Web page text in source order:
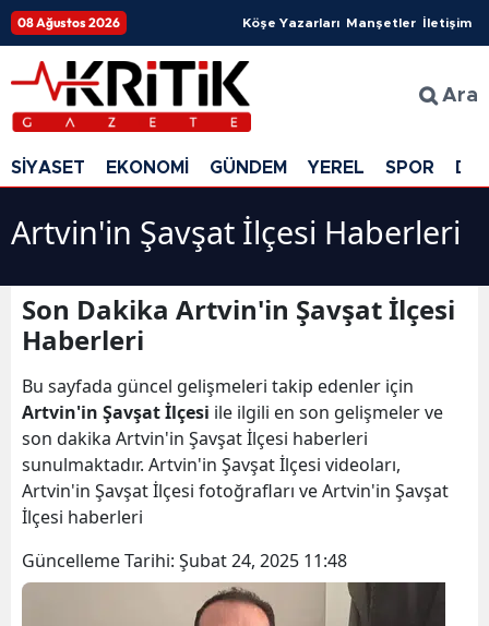
08 Ağustos 2026 Köşe Yazarları Manşetler İletişim
Ara
SİYASET EKONOMİ GÜNDEM YEREL SPOR
Artvin'in Şavşat İlçesi Haberleri
Son Dakika Artvin'in Şavşat İlçesi
Haberleri
Bu sayfada güncel gelişmeleri takip edenler için
Artvin'in Şavşat İlçesi ile ilgili en son gelişmeler ve
son dakika Artvin'in Şavşat İlçesi haberleri
sunulmaktadır. Artvin'in Şavşat İlçesi videoları,
Artvin'in Şavşat İlçesi fotoğrafları ve Artvin'in Şavşat
İlçesi haberleri
Güncelleme Tarihi: Şubat 24, 2025 11:48